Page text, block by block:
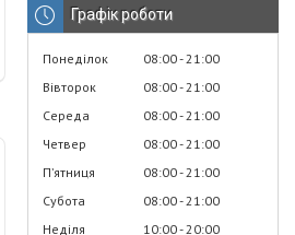
Графік роботи
Понеділок 08:00 21:00
Вівторок
08:00 21:00
Середа
08:00 21:00
Четвер
08:00 21:00
Пʼятниця
08:00 21:00
Субота
08:00 21:00
Неділя
10:00 20:00